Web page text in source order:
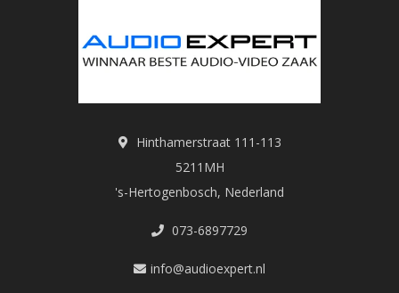
Hinthamerstraat 111-113
5211MH
's-Hertogenbosch, Nederland
073-6897729
info@audioexpert.nl